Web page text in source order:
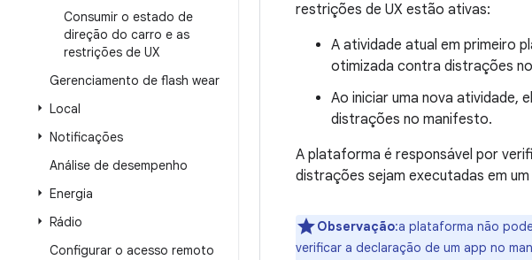
Consumir o estado de
direção do carro e as
restrições de UX
Gerenciamento de flash wear
Local
Notificações
Análise de desempenho
Energia
Rádio
Configurar o acesso remoto
restrições de UX estão ativas:
A atividade atual em primeiro
otimizada contra distrações
Ao iniciar uma nova atividade,
distrações no manifesto.
A plataforma é responsável por
distrações sejam executadas em
Observação:a plataforma não
verificar a declaração de um app no